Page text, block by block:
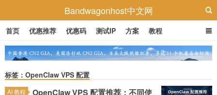
Bandwagonhost中文网
首页 优惠推荐 优惠码 测试IP 方案 教程
标签：OpenClaw VPS 配置
AI 教程
OpenClaw VPS 配置推荐：不同使